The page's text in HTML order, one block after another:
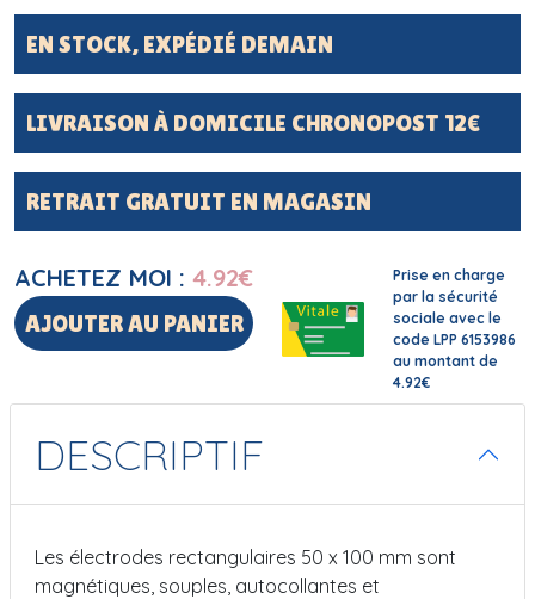
EN STOCK, EXPÉDIÉ DEMAIN
LIVRAISON À DOMICILE CHRONOPOST 12€
RETRAIT GRATUIT EN MAGASIN
ACHETEZ MOI : 4.92€
AJOUTER AU PANIER
Prise en charge
par la sécurité
sociale avec le
code LPP 6153986
au montant de
4.92€
DESCRIPTIF
Les électrodes rectangulaires 50 x 100 mm sont
magnétiques, souples, autocollantes et